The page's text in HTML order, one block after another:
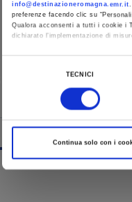
info@destinazioneromagna.emr.it
preferenze facendo clic su
Qualora acconsenti a tutti i cookie i
dichiarato l’implementazione di
Al fine di revocare il consenso
TECNICI
Continua solo con i
5 6 7
8
12 13 14
15
19 20 21
22
28
29